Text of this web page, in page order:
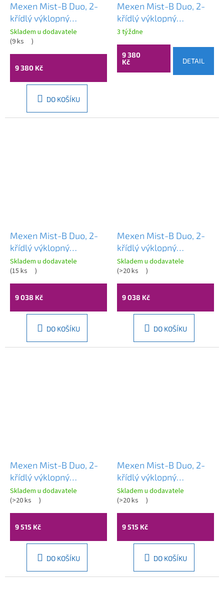
Mexen Mist-B Duo, 2-
křídlý ​​výklopný
sprchový kout 90 x 90
cm, čiré sklo, zlatý
lesklý profil, 8A2-090-
090-50-00
Skladem u dodavatele
(9 ks )
9 380 Kč
DO KOŠÍKU
Mexen Mist-B Duo, 2-
křídlý ​​výklopný
sprchový kout 90 x 90
cm, čiré sklo, měděný
matný profil, 8A2-090-
090-65-00
3 týždne
9 380
Kč
DETAIL
Mexen Mist-B Duo, 2-
křídlý ​​výklopný
sprchový kout 90 x 90
cm, čiré sklo, chromový
profil, 8A2-090-090-
01-00
Skladem u dodavatele
(15 ks )
9 038 Kč
DO KOŠÍKU
Mexen Mist-B Duo, 2-
křídlý ​​výklopný
sprchový kout 90 x 90
cm, čiré sklo, černý
profil, 8A2-090-090-
70-00
Skladem u dodavatele
(>20 ks )
9 038 Kč
DO KOŠÍKU
Mexen Mist-B Duo, 2-
křídlý ​​výklopný
sprchový kout 90 x 90
cm, čiré sklo-černý rám,
8A2-090L-090P-70-70
Skladem u dodavatele
(>20 ks )
9 515 Kč
DO KOŠÍKU
Mexen Mist-B Duo, 2-
křídlý ​​výklopný
sprchový kout 90 x 90
cm, čiré sklo-černá
mřížka, 8A2-090L-
090P-70-77
Skladem u dodavatele
(>20 ks )
9 515 Kč
DO KOŠÍKU